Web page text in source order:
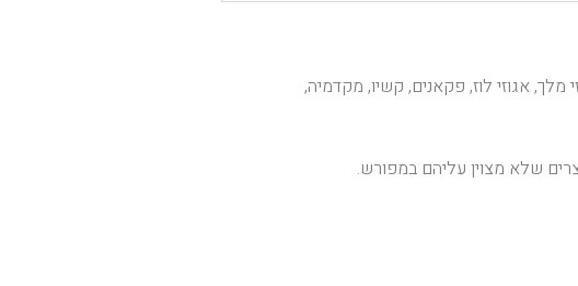
מלך, אגוזי לוז, פקאנים, קשיו, מקדמיה,
שלא מצוין עליהם במפורש.